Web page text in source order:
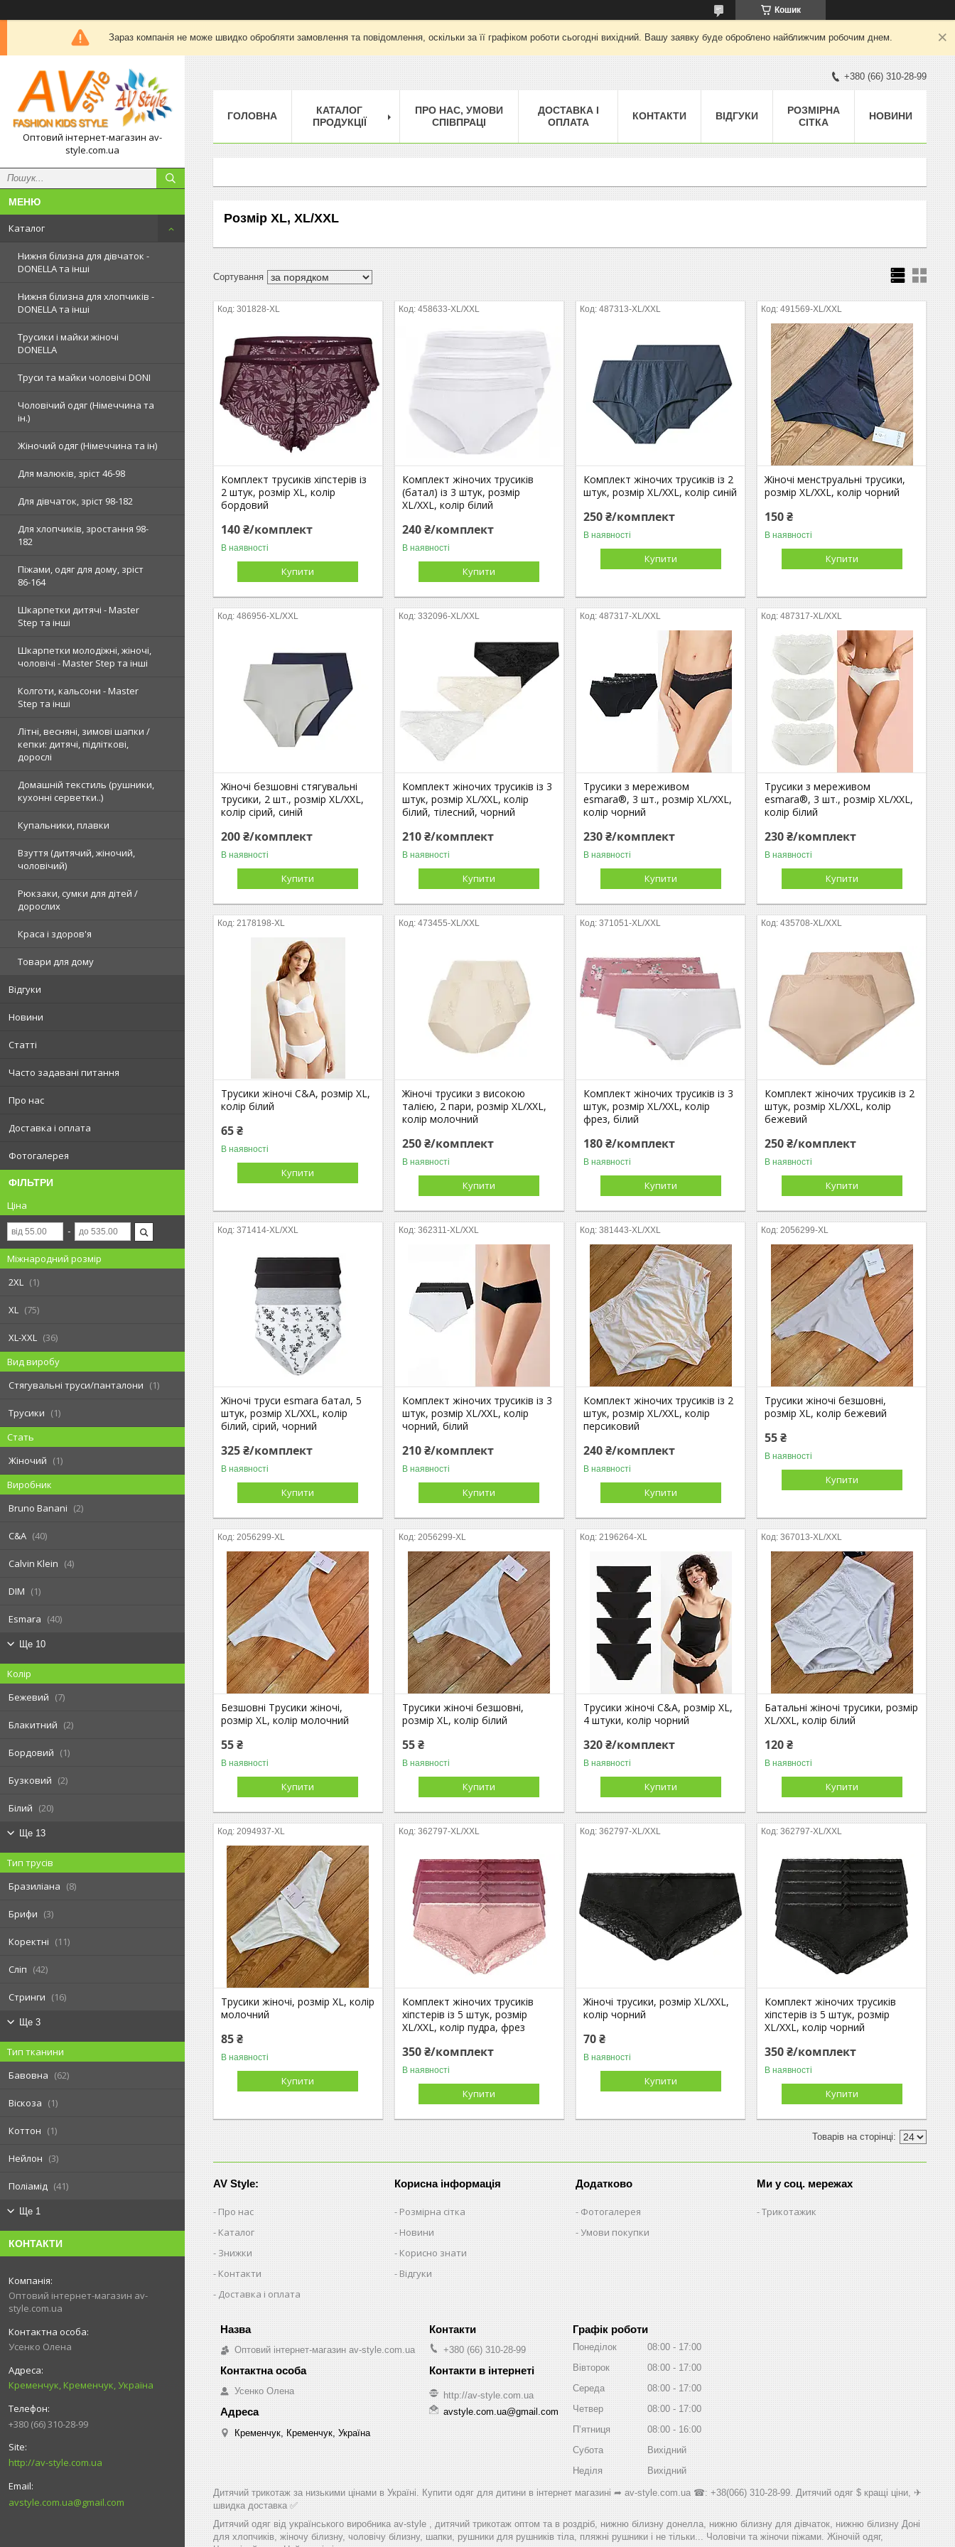
Кошик
Зараз компанія не може швидко обробляти замовлення та повідомлення, оскільки за її графіком роботи сьогодні вихідний. Вашу заявку буде оброблено найближчим робочим днем.
Оптовий інтернет-магазин av-
style.com.ua
Каталог
Нижня білизна для дівчаток -
DONELLA та інші
Нижня білизна для хлопчиків -
DONELLA та інші
Трусики і майки жіночі
DONELLA
Труси та майки чоловічі DONI
Чоловічий одяг (Німеччина та
ін.)
Жіночий одяг (Німеччина та ін)
Для малюків, зріст 46-98
Для дівчаток, зріст 98-182
Для хлопчиків, зростання 98-
182
Піжами, одяг для дому, зріст
86-164
Шкарпетки дитячі - Master
Step та інші
Шкарпетки молодіжні, жіночі,
чоловічі - Master Step та інші
Колготи, кальсони - Master
Step та інші
Літні, весняні, зимові шапки /
кепки: дитячі, підліткові,
дорослі
Домашній текстиль (рушники,
кухонні серветки..)
Купальники, плавки
Взуття (дитячий, жіночий,
чоловічий)
Рюкзаки, сумки для дітей /
дорослих
Краса і здоров'я
Товари для дому
Відгуки
Новини
Статті
Часто задавані питання
Про нас
Доставка і оплата
Фотогалерея
ФІЛЬТРИ
Ціна
Міжнародний розмір
2XL
1
XL 75
XL-XXL
36
Вид виробу
Стягувальні труси/панталони
1
Трусики
1
Стать
Жіночий
1
Виробник
Bruno Banani
2
C&A 40
Calvin Klein 4
DIM 1
Esmara 40
Ще 10
Колір
Бежевий
7
Блакитний 2
Бордовий 1
Бузковий 2
Білий 20
Ще 13
Тип трусів
Бразиліана
8
Брифи 3
Коректні 11
Сліп 42
Стринги 16
Ще 3
Тип тканини
Бавовна
62
Віскоза 1
Коттон 1
Нейлон 3
Поліамід 41
Ще 1
КОНТАКТИ
Оптовий інтернет-магазин av-
style.com.ua
Усенко Олена
Кременчук, Кременчук, Україна
+380 (66) 310-28-99
http://av-style.com.ua
avstyle.com.ua@gmail.com
+380 (66) 310-28-99
ГОЛОВНА
КАТАЛОГ
ПРОДУКЦІЇ
ПРО НАС, УМОВИ
СПІВПРАЦІ
ДОСТАВКА І
ОПЛАТА
КОНТАКТИ ВІДГУКИ
РОЗМІРНА
СІТКА
НОВИНИ
Розмір XL, XL/XXL
301828-XL
Комплект трусиків хіпстерів із
2 штук, розмір XL, колір
бордовий
140 ₴/комплект
В наявності
Купити
458633-XL/XXL
Комплект жіночих трусиків
(батал) із 3 штук, розмір
XL/XXL, колір білий
240 ₴/комплект
В наявності
Купити
487313-XL/XXL
Комплект жіночих трусиків із 2
штук, розмір XL/XXL, колір синій
250 ₴/комплект
В наявності
Купити
491569-XL/XXL
Жіночі менструальні трусики,
розмір XL/XXL, колір чорний
150 ₴
В наявності
Купити
486956-XL/XXL
Жіночі безшовні стягувальні
трусики, 2 шт., розмір XL/XXL,
колір сірий, синій
200 ₴/комплект
В наявності
Купити
332096-XL/XXL
Комплект жіночих трусиків із 3
штук, розмір XL/XXL, колір
білий, тілесний, чорний
210 ₴/комплект
В наявності
Купити
487317-XL/XXL
Трусики з мереживом
esmara®, 3 шт., розмір XL/XXL,
колір чорний
230 ₴/комплект
В наявності
Купити
487317-XL/XXL
Трусики з мереживом
esmara®, 3 шт., розмір XL/XXL,
колір білий
230 ₴/комплект
В наявності
Купити
2178198-XL
Трусики жіночі C&A, розмір XL,
колір білий
65 ₴
В наявності
Купити
473455-XL/XXL
Жіночі трусики з високою
талією, 2 пари, розмір XL/XXL,
колір молочний
250 ₴/комплект
В наявності
Купити
371051-XL/XXL
Комплект жіночих трусиків із 3
штук, розмір XL/XXL, колір
фрез, білий
180 ₴/комплект
В наявності
Купити
435708-XL/XXL
Комплект жіночих трусиків із 2
штук, розмір XL/XXL, колір
бежевий
250 ₴/комплект
В наявності
Купити
371414-XL/XXL
Жіночі труси esmara батал, 5
штук, розмір XL/XXL, колір
білий, сірий, чорний
325 ₴/комплект
В наявності
Купити
362311-XL/XXL
Комплект жіночих трусиків із 3
штук, розмір XL/XXL, колір
чорний, білий
210 ₴/комплект
В наявності
Купити
381443-XL/XXL
Комплект жіночих трусиків із 2
штук, розмір XL/XXL, колір
персиковий
240 ₴/комплект
В наявності
Купити
2056299-XL
Трусики жіночі безшовні,
розмір XL, колір бежевий
55 ₴
В наявності
Купити
2056299-XL
Безшовні Трусики жіночі,
розмір XL, колір молочний
55 ₴
В наявності
Купити
2056299-XL
Трусики жіночі безшовні,
розмір XL, колір білий
55 ₴
В наявності
Купити
2196264-XL
Трусики жіночі C&A, розмір XL,
4 штуки, колір чорний
320 ₴/комплект
В наявності
Купити
367013-XL/XXL
Батальні жіночі трусики, розмір
XL/XXL, колір білий
120 ₴
В наявності
Купити
2094937-XL
Трусики жіночі, розмір XL, колір
молочний
85 ₴
В наявності
Купити
362797-XL/XXL
Комплект жіночих трусиків
хіпстерів із 5 штук, розмір
XL/XXL, колір пудра, фрез
350 ₴/комплект
В наявності
Купити
362797-XL/XXL
Жіночі трусики, розмір XL/XXL,
колір чорний
70 ₴
В наявності
Купити
362797-XL/XXL
Комплект жіночих трусиків
хіпстерів із 5 штук, розмір
XL/XXL, колір чорний
350 ₴/комплект
В наявності
Купити
AV Style:
Про нас
Каталог
Знижки
Контакти
Доставка і оплата
Корисна інформація
Розмірна сітка
Новини
Корисно знати
Відгуки
Додатково
Фотогалерея
Умови покупки
Ми у соц. мережах
Трикотажик
Оптовий інтернет-магазин av-style.com.ua
Усенко Олена
Кременчук, Кременчук, Україна
+380 (66) 310-28-99
http://av-style.com.ua
avstyle.com.ua@gmail.com
Графік роботи
Понеділок 08:00
17:00
Вівторок
08:00
17:00
Середа
08:00
17:00
Четвер
08:00
17:00
Пʼятниця
08:00
16:00
Субота
Вихідний
Неділя
Вихідний
Дитячий трикотаж за низькими цінами в Україні. Купити одяг для дитини в інтернет магазині ➦ av-style.com.ua ☎: +38(066) 310-28-99. Дитячий одяг $ кращі ціни, ✈
швидка доставка ✅
Дитячий одяг від українського виробника av-style , дитячий трикотаж оптом та в роздріб, нижню білизну донелла, нижню білизну для дівчаток, нижню білизну Доні
для хлопчиків, жіночу білизну, чоловічу білизну, шапки, рушники для рушників тіла, пляжні рушники і не тільки... Чоловічи та жіночи піжами. Жіночій одяг,